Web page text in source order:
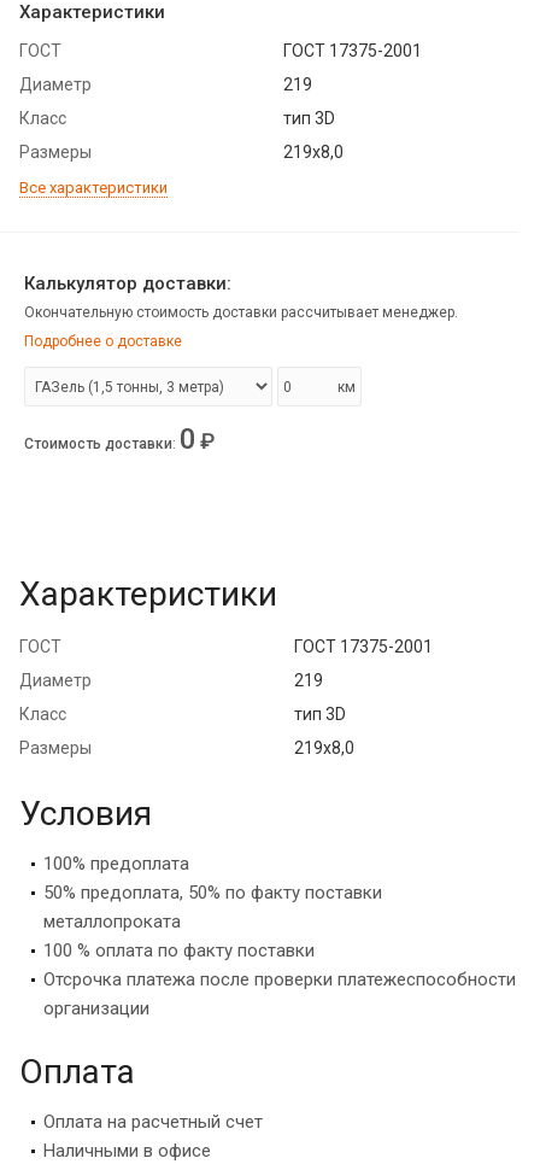
Характеристики
ГОСТ
ГОСТ 17375-2001
Диаметр
219
Класс
тип 3D
Размеры
219х8,0
Все характеристики
Калькулятор доставки:
Окончательную стоимость доставки рассчитывает менеджер.
Подробнее о доставке
км
Стоимость доставки: 0 ₽
Характеристики
ГОСТ
ГОСТ 17375-2001
Диаметр
219
Класс
тип 3D
Размеры
219х8,0
Условия
100% предоплата
50% предоплата, 50% по факту поставки
металлопроката
100 % оплата по факту поставки
Отсрочка платежа после проверки платежеспособности
организации
Оплата
Оплата на расчетный счет
Наличными в офисе